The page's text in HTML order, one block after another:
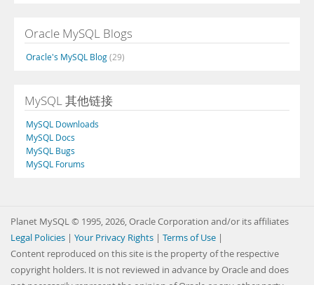
Oracle MySQL Blogs
Oracle's MySQL Blog(29)
MySQL 其他链接
MySQL Downloads
MySQL Docs
MySQL Bugs
MySQL Forums
Planet MySQL © 1995, 2026, Oracle Corporation and/or its affiliates
Legal Policies | Your Privacy Rights | Terms of Use |
Content reproduced on this site is the property of the respective
copyright holders. It is not reviewed in advance by Oracle and does